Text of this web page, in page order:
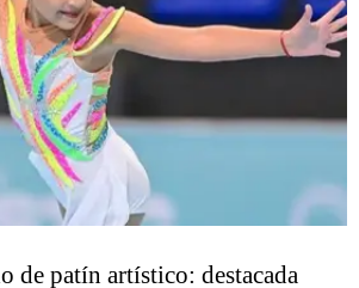
de patín artístico: destacada